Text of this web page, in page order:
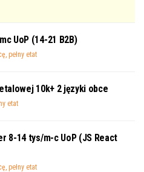
UoP (14-21 B2B)
pełny etat
10k+ 2 języki obce
etat
8-14 tys/m-c UoP (JS React
pełny etat